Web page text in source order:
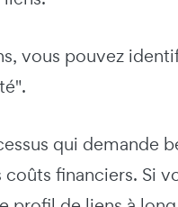
vous pouvez
qui demande
financiers. Si